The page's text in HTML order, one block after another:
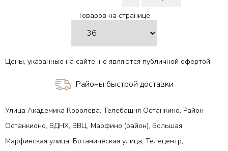
Товаров на странице
Цены, указанные на сайте, не являются публичной офертой.
Районы быстрой доставки
Улица Академика Королева, Телебашня Останкино, Район
Останкионо, ВДНХ, ВВЦ, Марфино (район), Большая
Марфинская улица, Ботаническая улица, Телецентр,